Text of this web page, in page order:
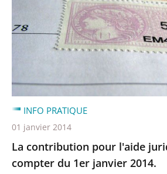
La contribution pour l'aide
compter du 1er janvier 2014.
INFO PRATIQUE
01 janvier 2014